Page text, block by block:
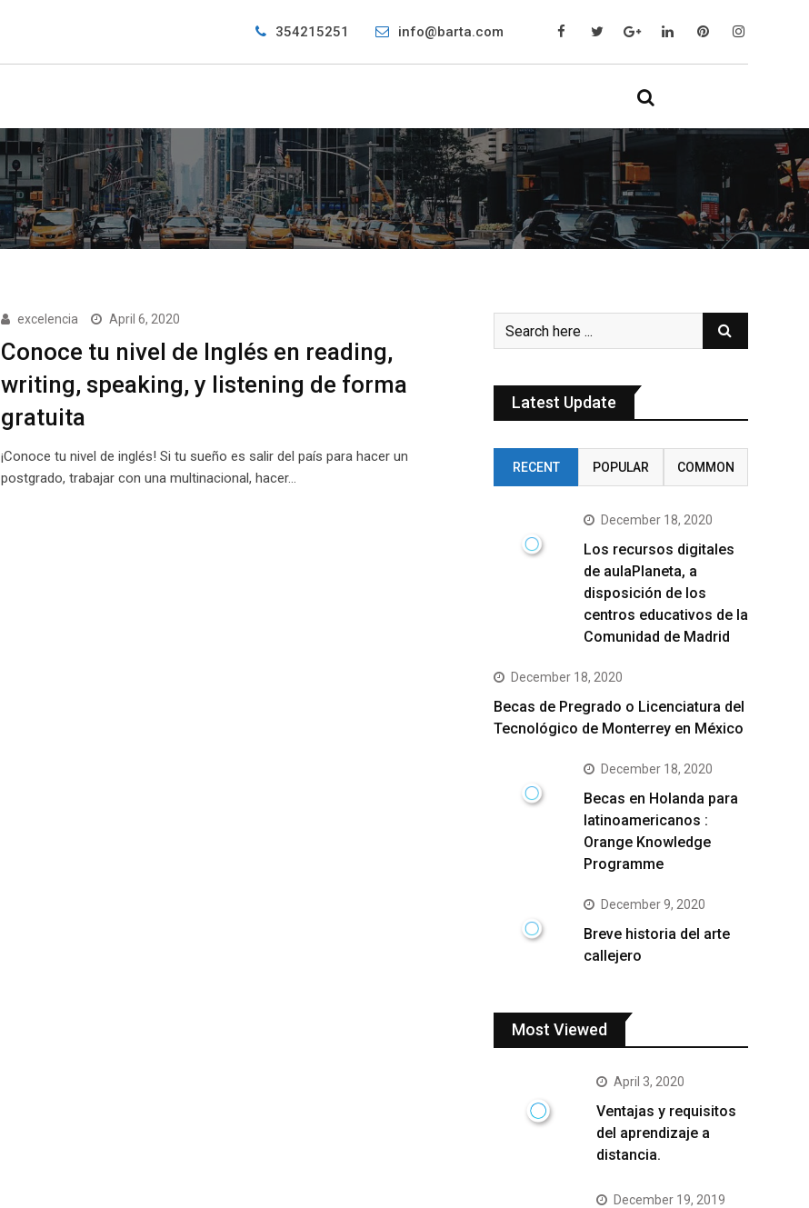
354215251 info@barta.com
excelencia April 6, 2020
Conoce tu nivel de Inglés en reading,
writing, speaking, y listening de forma
gratuita
¡Conoce tu nivel de inglés! Si tu sueño es salir del país para hacer un
postgrado, trabajar con una multinacional, hacer…
Latest Update
RECENT POPULAR COMMON
December 18, 2020
Los recursos digitales
de aulaPlaneta, a
disposición de los
centros educativos de la
Comunidad de Madrid
December 18, 2020
Becas de Pregrado o Licenciatura del
Tecnológico de Monterrey en México
December 18, 2020
Becas en Holanda para
latinoamericanos :
Orange Knowledge
Programme
December 9, 2020
Breve historia del arte
callejero
Most Viewed
April 3, 2020
Ventajas y requisitos
del aprendizaje a
distancia.
December 19, 2019